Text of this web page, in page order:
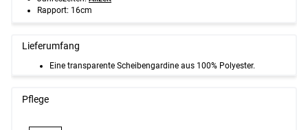
Rapport: 16cm
Lieferumfang
Eine transparente Scheibengardine aus 100% Polyester.
Pflege